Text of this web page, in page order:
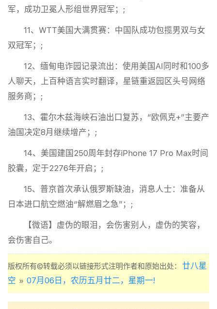
军，成功卫冕人形组世界冠军；;
11、WTT美国大满贯赛：中国队成功包揽男双与女
双冠军；;
12、缅甸电诈园记录流出：使用美国AI同时和100多
人聊天，上百种语言实时翻译，星链重返园区头号网络
服务商；;
13、霍尔木兹海峡石油出口复苏，“欧佩克+”主要产
油国决定8月继续增产；;
14、美国建国250周年封存iPhone 17 Pro Max时间
胶囊，定于2276年开启；;
15、普京首次承认俄罗斯缺油，消息人士：准备从
日本进口航空燃油“解燃眉之急”；;
【微语】虚伪的眼泪，会伤害别人，虚伪的笑容，
会伤害自己。
版权所有©转载必须以链接形式注明作者和原始出处：
廿八星
空 » 07月06日，农历五月廿二，星期一!